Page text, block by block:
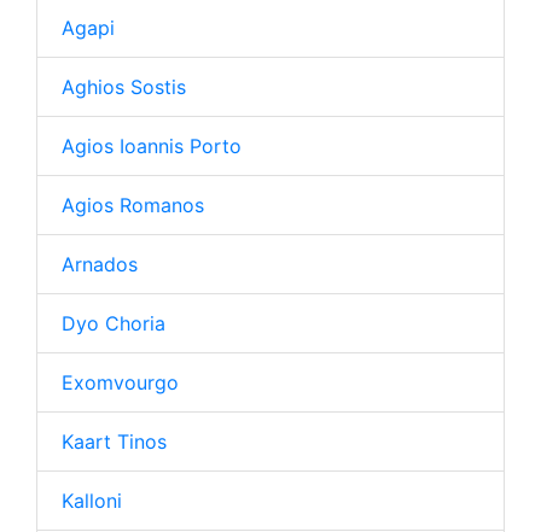
Agapi
Aghios Sostis
Agios Ioannis Porto
Agios Romanos
Arnados
Dyo Choria
Exomvourgo
Kaart Tinos
Kalloni